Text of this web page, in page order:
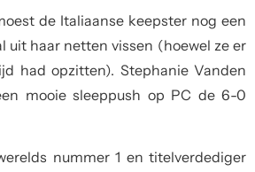
de Italiaanse keepster nog een
uit haar netten vissen (hoewel ze er
had opzitten). Stephanie Vanden
mooie sleeppush op PC de 6-0
nummer 1 en titelverdediger